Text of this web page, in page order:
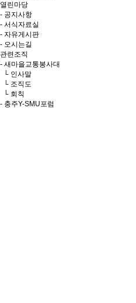
열린마당
- 공지사항
- 서식자료실
- 자유게시판
- 오시는길
관련조직
- 새마을교통봉사대
└ 인사말
└ 조직도
└ 회칙
- 충주Y-SMU포럼